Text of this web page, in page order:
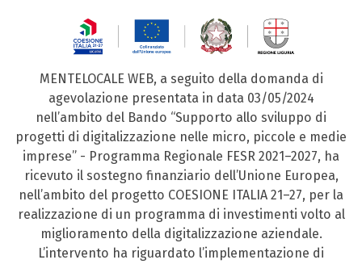
MENTELOCALE WEB, a seguito della domanda di
agevolazione presentata in data 03/05/2024
nell’ambito del Bando “Supporto allo sviluppo di
progetti di digitalizzazione nelle micro, piccole e medie
imprese” - Programma Regionale FESR 2021–2027, ha
ricevuto il sostegno finanziario dell’Unione Europea,
nell’ambito del progetto COESIONE ITALIA 21–27, per la
realizzazione di un programma di investimenti volto al
miglioramento della digitalizzazione aziendale.
L’intervento ha riguardato l’implementazione di